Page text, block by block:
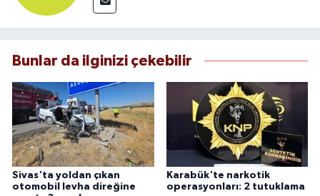
Bunlar da ilginizi çekebilir
Sivas'ta yoldan çıkan
otomobil levha direğine
Karabük'te narkotik
operasyonları: 2 tutuklama